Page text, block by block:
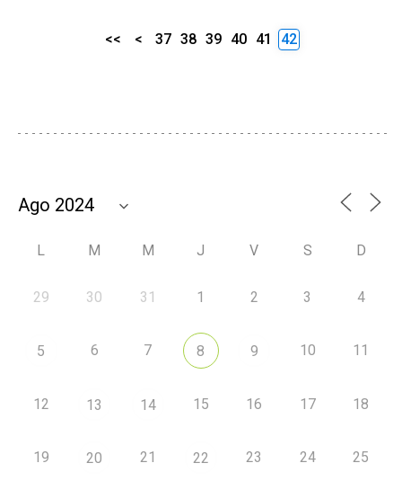
<< < 37 38 39 40 41 42
L M M J V S D
29 30 31 1 2 3 4
5 6 7 8 9 10 11
12 13 14 15 16 17 18
19 20 21 22 23 24 25